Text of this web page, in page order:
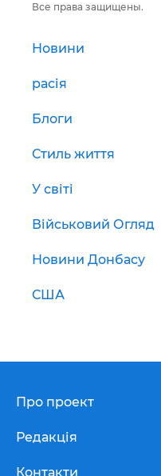
Все права защищены.
Новини
расія
Блоги
Стиль життя
У світі
Військовий Огляд
Новини Донбасу
США
Про проект
Редакція
Контакти